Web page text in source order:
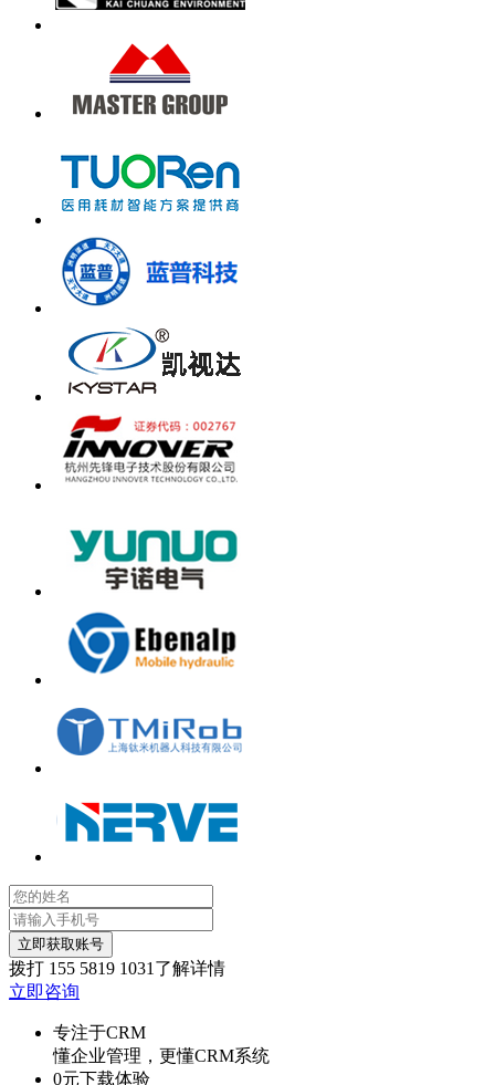
立即获取账号
拨打 155 5819 1031 了解详情
立即咨询
专注于CRM
懂企业管理，更懂CRM系统
0元下载体验